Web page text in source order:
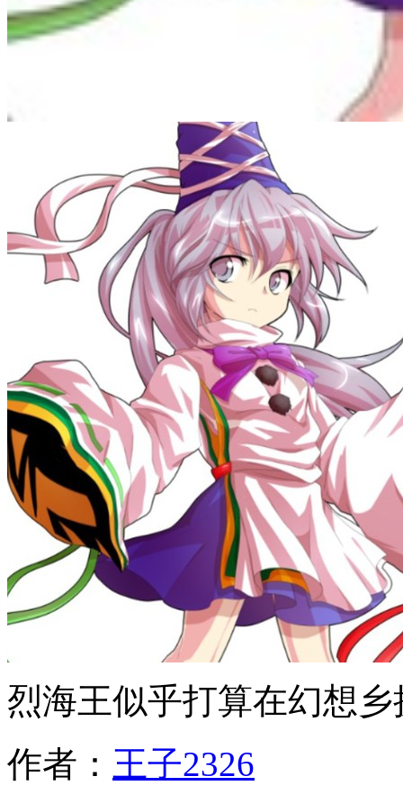
烈海王似乎打算在幻想
作者： 王子2326